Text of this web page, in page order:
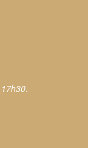
.